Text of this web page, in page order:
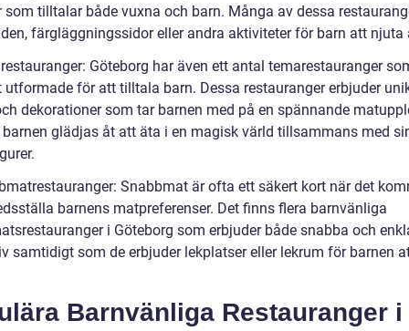
som tilltalar både vuxna och barn. Många av dessa
färgläggningssidor eller andra aktiviteter för barn att njuta
Göteborg har även ett antal temarestauranger
utformade för att tilltala barn. Dessa restauranger erbjuder
dekorationer som tar barnen med på en spännande
barnen glädjas åt att äta i en magisk värld tillsammans med
Snabbmat är ofta ett säkert kort när det
barnens matpreferenser. Det finns flera barnvänliga
i Göteborg som erbjuder både snabba och
samtidigt som de erbjuder lekplatser eller lekrum för barnen
Barnvänliga Restauranger i